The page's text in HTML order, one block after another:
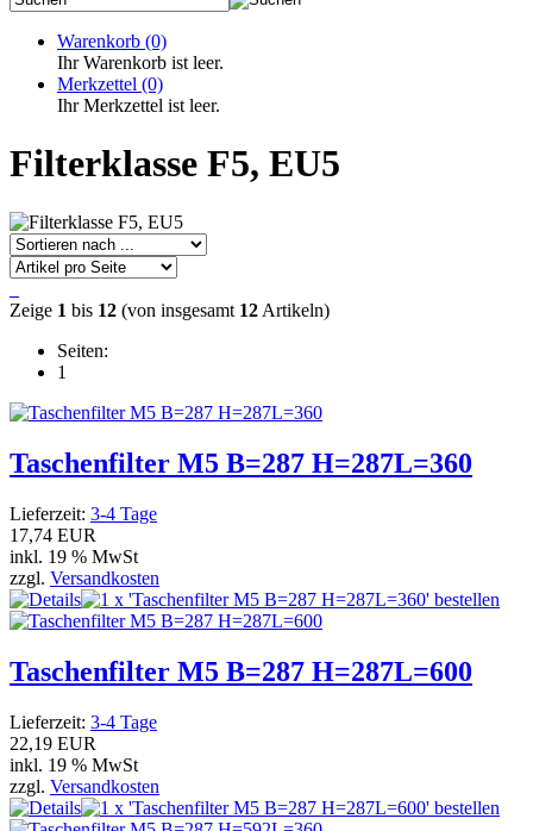
Warenkorb (0)
Ihr Warenkorb ist leer.
Merkzettel (0)
Ihr Merkzettel ist leer.
Filterklasse F5, EU5
Zeige 1 bis 12 (von insgesamt 12 Artikeln)
Seiten:
1
Taschenfilter M5 B=287 H=287L=360
Lieferzeit: 3-4 Tage
17,74 EUR
inkl. 19 % MwSt
zzgl. Versandkosten
Taschenfilter M5 B=287 H=287L=600
Lieferzeit: 3-4 Tage
22,19 EUR
inkl. 19 % MwSt
zzgl. Versandkosten